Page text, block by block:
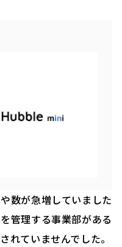
数が急増していました
管理する事業部がある
れていませんでした。